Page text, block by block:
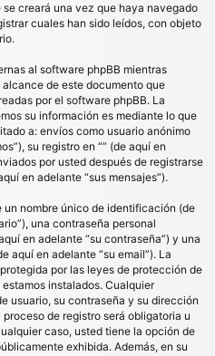
creará una vez que haya navegado
cuales han sido leídos, con objeto
al software phpBB mientras
alcance de este documento que
por el software phpBB. La
su información es mediante lo que
a: envíos como usuario anónimo
su registro en “” (de aquí en
por usted después de registrarse
en adelante “sus mensajes”).
nombre único de identificación (de
una contraseña personal
en adelante “su contraseña”) y una
aquí en adelante “su email”). La
por las leyes de protección de
instalados. Cualquier
usuario, su contraseña y su dirección
de registro será obligatoria u
caso, usted tiene la opción de
exhibida. Además, en su